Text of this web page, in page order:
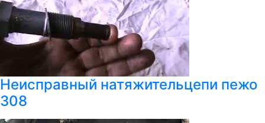
Неисправный натяжительцепи пежо
308